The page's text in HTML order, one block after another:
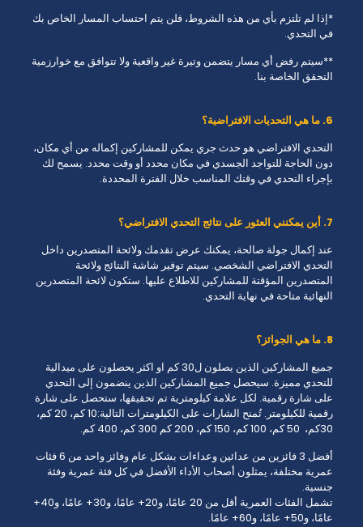
*إذا لم تلتزم بأي من هذه الشروط، فلن يتم احتساب المسار الخاص بك
في التحدي.
**سيتم رفض أي مسار يتضمن وتيرة غير واقعية ولا تتوافق مع خوارزمية
التحقق الخاصة بنا.
6. ما هي التحديات الافتراضية؟
التحدي الافتراضي هو حدث جري يمكن للمشاركين إكماله من أي مكان،
دون الحاجة للتواجد الجسدي في مكان محدد أو وقت محدد. يسمح لك
بإجراء التحدي في وقتك المناسب خلال الفترة المحددة.
7. أين يمكنني العثور على نتائج التحدي الافتراضي؟
عند إكمال جولة صالحة، يمكنك عرض تقدمك ولائحة المتصدرين داخل
التحدي الافتراضي الشخصي. سيتم توفير شاشة النتائج ولائحة
المتصدرين المؤقتة للمشاركين للاطلاع عليها. ستكون لائحة المتصدرين
النهائية متاحة في نهاية التحدي.
8. ما هي الجوائز؟
جميع المشاركين الذين يصلون ل30 كم او اكثر يحصلون على ميدالية
للتحدي مميزة. سيحصل جميع المشاركين الذين ينضمون إلى التحدي
على شارة رقمية. لكل علامة كيلومترية تم تحقيقها، ستحصل على شارة
رقمية للكيلومتر. تُمنح الشارات على الكيلومترات التالية:10 كم، 20 كم،
30كم، 50 كم، 100 كم، 150 كم، 200 كم 300 كم، 400 كم.
أفضل 3 فائزين من عدائين وعداءات بشكل عام وفائز واحد من 6 فئات
عمرية مختلفة، يمثلون أصحاب الأداء الأفضل في كل فئة عمرية وفئة
جنسية.
تشمل الفئات العمرية أقل من 20 عامًا، و20+ عامًا، و30+ عامًا، و40+
عامًا، و50+ عامًا، و60+ عامًا.